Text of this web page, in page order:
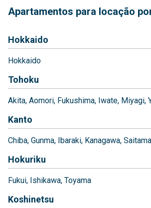
Apartamentos para locação
Hokkaido
Hokkaido
Tohoku
Akita Aomori Fukushima Iwate Miyagi
Kanto
Chiba Gunma Ibaraki Kanagawa Saitama
Hokuriku
Fukui Ishikawa Toyama
Koshinetsu